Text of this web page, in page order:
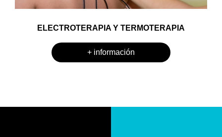
ELECTROTERAPIA Y TERMOTERAPIA
+ información